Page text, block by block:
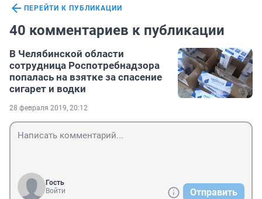
ПЕРЕЙТИ К ПУБЛИКАЦИИ
40 комментариев к публикации
В Челябинской области
сотрудница Роспотребнадзора
попалась на взятке за спасение
сигарет и водки
28 февраля 2019, 20:12
Гость
Войти
Отправить